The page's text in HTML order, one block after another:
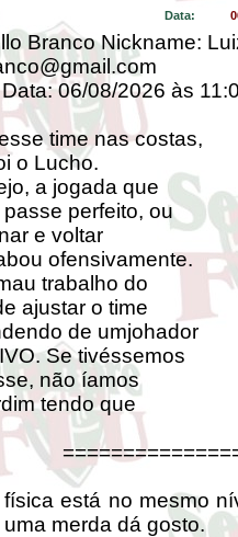
Data:
Branco Nickname:
06/08/2026 às
time nas costas,
o Lucho.
a jogada que
perfeito, ou
e voltar
ofensivamente.
trabalho do
ajustar o time
de umjohador
Se tivéssemos
não íamos
tendo que
está no mesmo
merda dá gosto.